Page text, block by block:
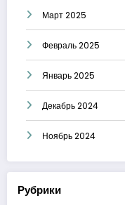
Март 2025
Февраль 2025
Январь 2025
Декабрь 2024
Ноябрь 2024
Рубрики